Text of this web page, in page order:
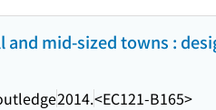
and mid-sized towns :
2014.<EC121-B165>